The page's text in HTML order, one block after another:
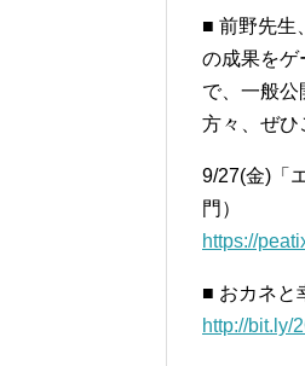
■ 前野先生
の成果をゲ
で、一般
方々、ぜひ
9/27(金)「
門）
https://
■ おカネと
http://bit.ly/